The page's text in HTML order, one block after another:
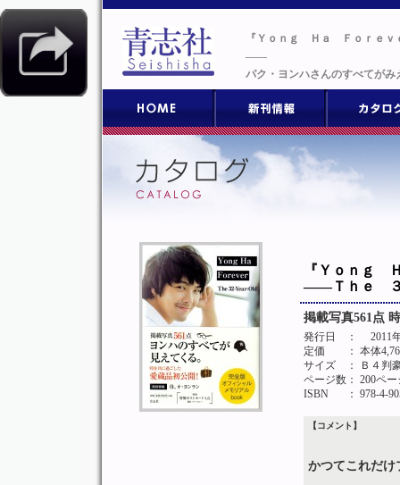
『Ｙｏｎｇ Ｈａ Ｆｏｒｅ
――
パク・ヨンハさんのすべてが
『Ｙｏｎｇ
――Ｔｈｅ ３
掲載写真561点
発行日
： 2011
定価
： 本体
サイズ
： Ｂ４判
ページ数： 200ペー
ISBN
： 978-4-
【コメント】
かつてこれだけ